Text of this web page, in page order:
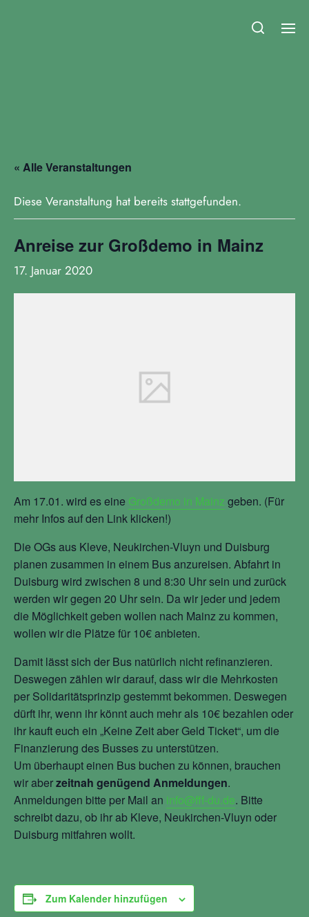
« Alle Veranstaltungen
Diese Veranstaltung hat bereits stattgefunden.
Anreise zur Großdemo in Mainz
17. Januar 2020
Am 17.01. wird es eine Großdemo in Mainz geben. (Für
mehr Infos auf den Link klicken!)
Die OGs aus Kleve, Neukirchen-Vluyn und Duisburg
planen zusammen in einem Bus anzureisen. Abfahrt in
Duisburg wird zwischen 8 und 8:30 Uhr sein und zurück
werden wir gegen 20 Uhr sein. Da wir jeder und jedem
die Möglichkeit geben wollen nach Mainz zu kommen,
wollen wir die Plätze für 10€ anbieten.
Damit lässt sich der Bus natürlich nicht refinanzieren.
Deswegen zählen wir darauf, dass wir die Mehrkosten
per Solidaritätsprinzip gestemmt bekommen. Deswegen
dürft ihr, wenn ihr könnt auch mehr als 10€ bezahlen oder
ihr kauft euch ein „Keine Zeit aber Geld Ticket“, um die
Finanzierung des Busses zu unterstützen.
Um überhaupt einen Bus buchen zu können, brauchen
wir aberzeitnah genügend Anmeldungen.
Anmeldungen bitte per Mail an info@fff-du.de. Bitte
schreibt dazu, ob ihr ab Kleve, Neukirchen-Vluyn oder
Duisburg mitfahren wollt.
Zum Kalender hinzufügen